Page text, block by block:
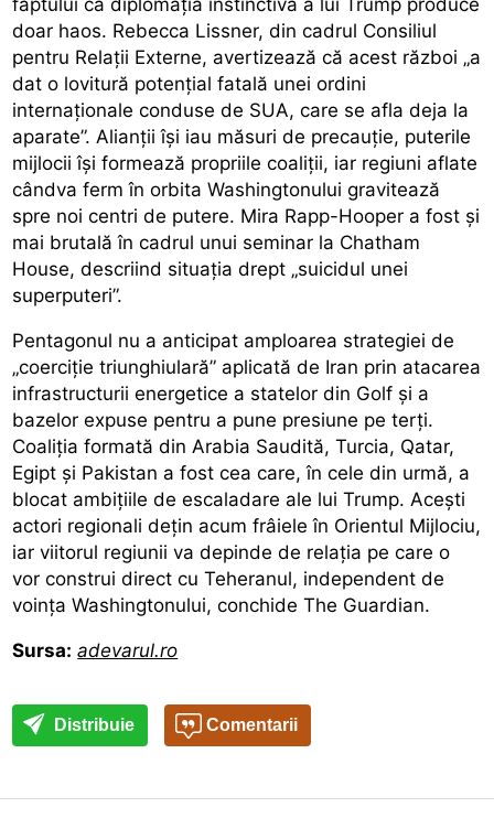
doar haos. Rebecca Lissner, din cadrul Consiliul
pentru Relații Externe, avertizează că acest război „a
dat o lovitură potențial fatală unei ordini
internaționale conduse de SUA, care se afla deja la
aparate”. Alianții își iau măsuri de precauție, puterile
mijlocii își formează propriile coaliții, iar regiuni aflate
cândva ferm în orbita Washingtonului gravitează
spre noi centri de putere. Mira Rapp-Hooper a fost și
mai brutală în cadrul unui seminar la Chatham
House, descriind situația drept „suicidul unei
superputeri”.
Pentagonul nu a anticipat amploarea strategiei de
„coerciție triunghiulară” aplicată de Iran prin atacarea
infrastructurii energetice a statelor din Golf și a
bazelor expuse pentru a pune presiune pe terți.
Coaliția formată din Arabia Saudită, Turcia, Qatar,
Egipt și Pakistan a fost cea care, în cele din urmă, a
blocat ambițiile de escaladare ale lui Trump. Acești
actori regionali dețin acum frâiele în Orientul Mijlociu,
iar viitorul regiunii va depinde de relația pe care o
vor construi direct cu Teheranul, independent de
voința Washingtonului, conchide The Guardian.
Sursa: adevarul.ro
Distribuie Comentarii